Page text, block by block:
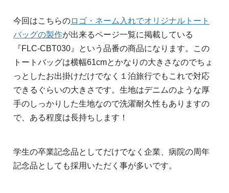
今回はこちらのロゴ・ネーム入れでオリジナルトート
バッグの製作が出来るページ一覧に掲載している
『FLC-CBT030』という品番の商品になります。この
トートバッグは横幅61cmとかなりの大きさなのでちょ
っとしたお出掛けだけでなく１泊旅行でもこれで対応
できるぐらいの大きさです。生地はデニムのような厚
手のしっかりした生地なので洗濯耐久性もありますの
で、ある程度は長持ちします！
学生の卒業記念品としてだけでなく企業、病院の周年
記念品としても採用いただく事が多いです。